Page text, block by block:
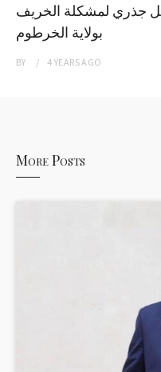
جذري لمشكلة الخريف
بولاية الخرطوم
BY 4 YEARSAGO
More Posts